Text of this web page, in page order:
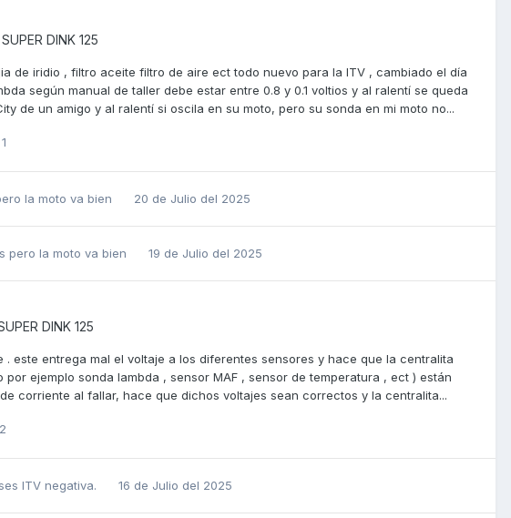
SUPER DINK 125
de iridio , filtro aceite filtro de aire ect todo nuevo para la ITV , cambiado el día
según manual de taller debe estar entre 0.8 y 0.1 voltios y al ralentí se queda
de un amigo y al ralentí si oscila en su moto, pero su sonda en mi moto no...
1
la moto va bien 20 de Julio del 2025
pero la moto va bien 19 de Julio del 2025
DINK 125
este entrega mal el voltaje a los diferentes sensores y hace que la centralita
ejemplo sonda lambda , sensor MAF , sensor de temperatura , ect ) están
corriente al fallar, hace que dichos voltajes sean correctos y la centralita...
2
ITV negativa. 16 de Julio del 2025